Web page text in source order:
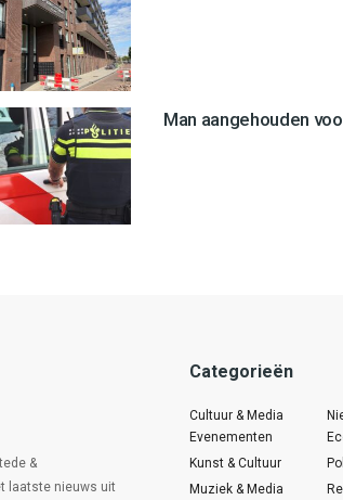
Man aangehouden
&
laatste nieuws uit
Categorieën
Cultuur & Media
Evenementen
Kunst & Cultuur
Muziek & Media